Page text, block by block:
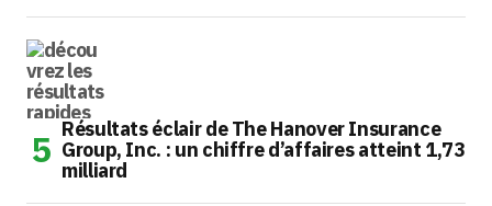
Résultats éclair de The Hanover Insurance
Group, Inc. : un chiffre d’affaires atteint 1,73
milliard